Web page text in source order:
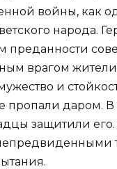
войны, как
народа.
преданности
врагом
и
пропали даром. В
защитили